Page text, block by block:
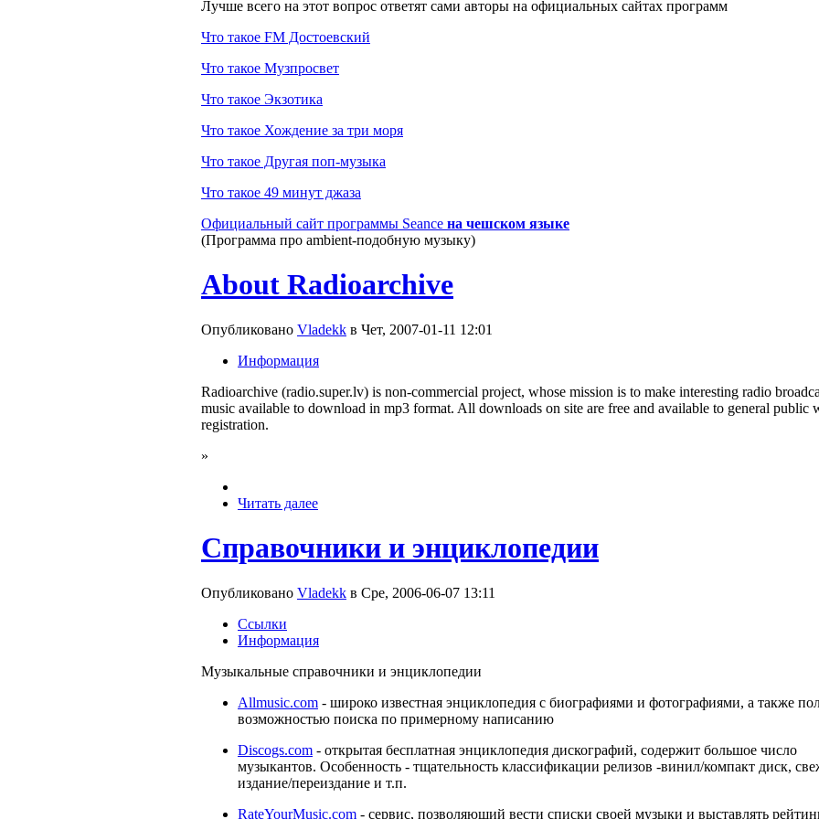
Лучше всего на этот вопрос ответят сами авторы на официальных сайтах программ
Что такое FM Достоевский
Что такое Музпросвет
Что такое Экзотика
Что такое Хождение за три моря
Что такое Другая поп-музыка
Что такое 49 минут джаза
Официальный сайт программы Seance на чешском языке
(Программа про ambient-подобную музыку)
About Radioarchive
Опубликовано Vladekk в Чет, 2007-01-11 12:01
Информация
Radioarchive (radio.super.lv) is non-commercial project, whose mission is to make interesting radio
music available to download in mp3 format. All downloads on site are free and available to general public
registration.
»
Читать далее
Справочники и энциклопедии
Опубликовано Vladekk в Сре, 2006-06-07 13:11
Ссылки
Информация
Музыкальные справочники и энциклопедии
Allmusic.com - широко известная энциклопедия с биографиями и фотографиями, а также
возможностью поиска по примерному написанию
Discogs.сom - открытая бесплатная энциклопедия дискографий, содержит большое число
музыкантов. Особенность - тщательность классификации релизов -винил/компакт диск,
издание/переиздание и т.п.
RateYourMusic.com - сервис, позволяющий вести списки своей музыки и выставлять